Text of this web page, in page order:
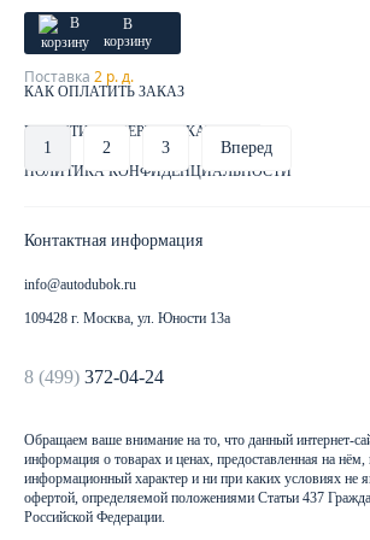
В
корзину
Поставка 2 р. д.
1 2 3 Вперед
Клиентам
ДОСТАВКА ЗАКАЗА
КАК ОПЛАТИТЬ ЗАКАЗ
ГАРАНТИИ И СЕРТИФИКАТЫ
ПОЛИТИКА КОНФИДЕНЦИАЛЬНОСТИ
Контактная информация
info@autodubok.ru
109428 г. Москва, ул. Юности 13а
8 (499) 372-04-24
Обращаем ваше внимание на то, что данный интернет-
информация о товарах и ценах, предоставленная на нём,
информационный характер и ни при каких условиях не
офертой, определяемой положениями Статьи 437
Российской Федерации.